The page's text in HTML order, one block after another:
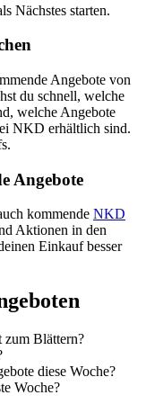
Nächstes starten.
Angebote von
du schnell, welche
welche Angebote
NKD erhältlich sind.
Angebote
kommende NKD
Aktionen in den
Einkauf besser
zum Blättern?
diese Woche?
Woche?